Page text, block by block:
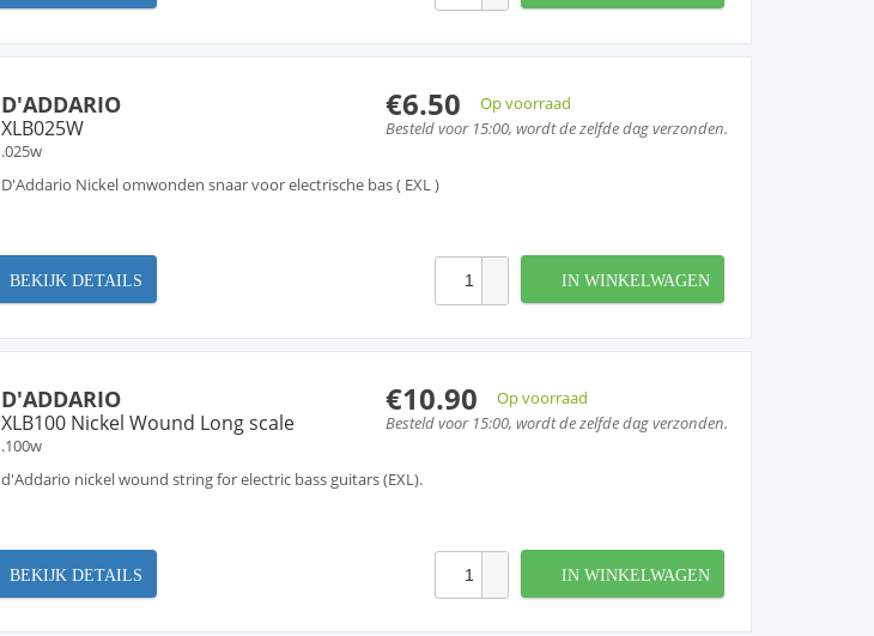
€6.50
Op voorraad
Besteld voor 15:00, wordt de zelfde dag verzonden.
D'ADDARIO
XLB025W
.025w
D'Addario Nickel omwonden snaar voor electrische bas ( EXL )
BEKIJK DETAILS IN WINKELWAGEN
€10.90
Op voorraad
Besteld voor 15:00, wordt de zelfde dag verzonden.
D'ADDARIO
XLB100 Nickel Wound Long scale
.100w
d'Addario nickel wound string for electric bass guitars (EXL).
BEKIJK DETAILS IN WINKELWAGEN